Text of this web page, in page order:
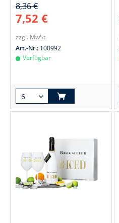
8,36 €
7,52 €
zzgl. MwSt.
Art.-Nr.: 100992
Verfügbar